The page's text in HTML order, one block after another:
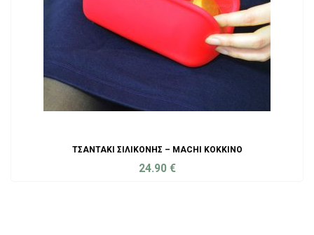
ΤΣΑΝΤΆΚΙ ΣΙΛΙΚΌΝΗΣ – MACHI ΚΌΚΚΙΝΟ
24.90 €